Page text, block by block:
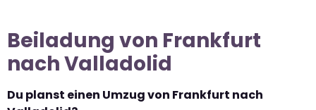
Beiladung von Frankfurt
nach Valladolid
Du planst einen Umzug von Frankfurt nach